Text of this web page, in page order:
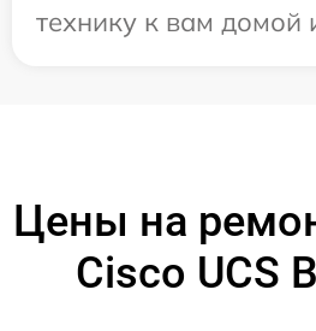
технику к вам домой
Цены на
Cisco UCS